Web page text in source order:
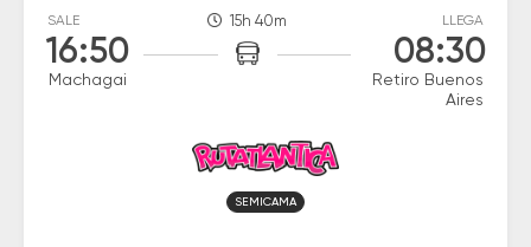
SALE
16:50
Machagai
15h 40m LLEGA
08:30
Retiro Buenos
Aires
SEMICAMA